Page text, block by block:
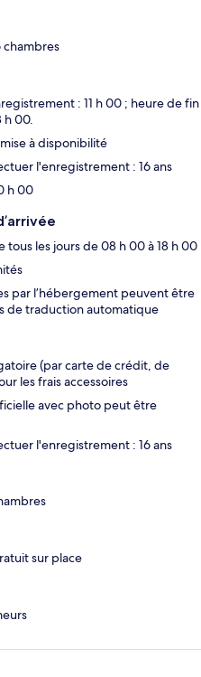
chambres
: 11 h 00 ; heure de fin
h 00.
à disponibilité
l'enregistrement : 16 ans
h 00
tous les jours de 08 h 00 à 18 h 00
par l’hébergement peuvent être
de traduction automatique
(par carte de crédit, de
les frais accessoires
avec photo peut être
l'enregistrement : 16 ans
sur place